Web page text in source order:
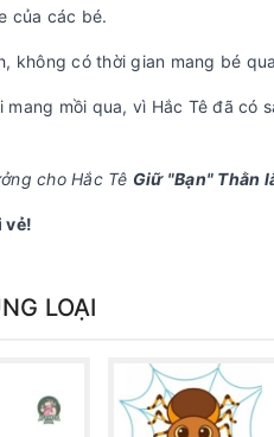
của các bé.
không có thời gian mang bé
mang mồi qua, vì Hắc Tê đã có
cho Hắc Tê Giữ "Bạn" Thằn
vẻ!
LOẠI